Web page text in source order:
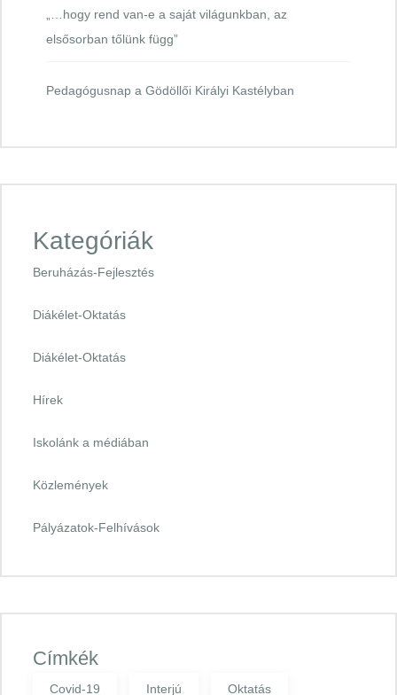
„…hogy rend van-e a saját világunkban, az
elsősorban tőlünk függ”
Pedagógusnap a Gödöllői Királyi Kastélyban
Kategóriák
Beruházás-Fejlesztés
Diákélet-Oktatás
Diákélet-Oktatás
Hírek
Iskolánk a médiában
Közlemények
Pályázatok-Felhívások
Címkék
Covid-19 Interjú Oktatás